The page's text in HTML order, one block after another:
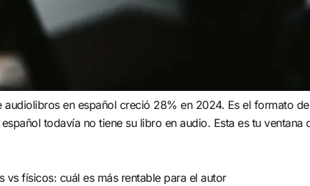
audiolibros en español creció 28% en 2024. Es el formato
todavía no tiene su libro en audio. Esta es tu
vs físicos: cuál es más rentable para el autor